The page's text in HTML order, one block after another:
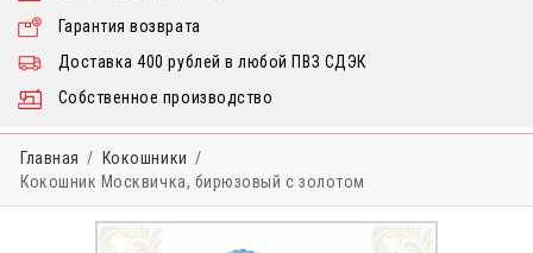
Собственное производство
Гарантия возврата
Доставка 400 рублей в любой ПВЗ СДЭК
Главная
Кокошники
Кокошник Москвичка, бирюзовый с золотом